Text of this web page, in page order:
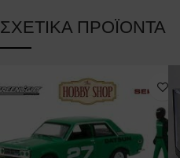
ΣΧΕΤΙΚΆ ΠΡΟΪΌΝΤΑ